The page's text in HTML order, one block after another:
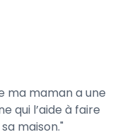
ma maman a une
qui l’aide à faire
maison.